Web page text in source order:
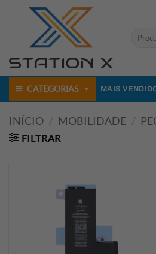
Pesquisar
CATEGORIAS MAIS
INÍCIO / MOBILIDADE /
FILTRAR